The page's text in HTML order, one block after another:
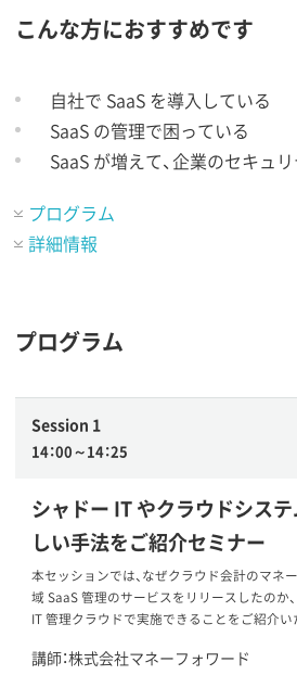
こんな方におすすめです
自社で SaaS を導入している
SaaS の管理で困っている
SaaS が増えて、企業のセキュ
プログラム
詳細情報
プログラム
Session 1
14：00～14：25
シャドー IT やクラウドシス
しい手法をご紹介セミナー
本セッションでは、なぜクラウド会計のマネ
域 SaaS 管理のサービスをリリースしたのか
IT 管理クラウドで実施できることをご紹介い
講師：株式会社マネーフォワード